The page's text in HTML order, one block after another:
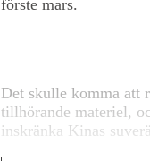
förste mars.
Det skulle komma att
tillhörande materiel,
inskränka Kinas